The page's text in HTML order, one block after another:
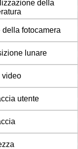
della
della fotocamera
lunare
video
utente